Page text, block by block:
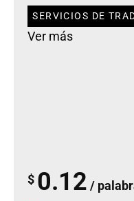
SERVICIOS DE
Ver más
$ 0.12 /